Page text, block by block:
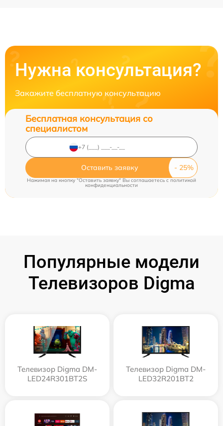
Нужна консультация?
Закажите бесплатную консультацию
Бесплатная консультация со
специалистом
Оставить заявку
Нажимая на кнопку "Оставить заявку" Вы соглашаетесь cполитикой
конфиденциальности
Популярные модели
Телевизоров Digma
Телевизор Digma DM-
LED24R301BT2S
Телевизор Digma DM-
LED32R201BT2